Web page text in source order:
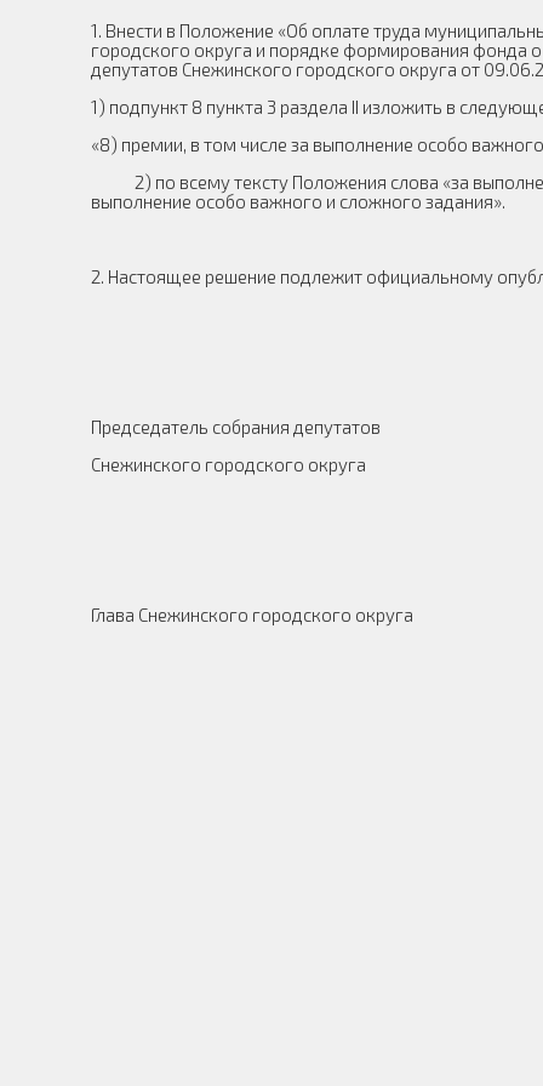
1. Внести в Положение «Об оплате труда
городского округа и порядке формирования фонда
депутатов Снежинского городского округа от
1) подпункт 8 пункта 3 раздела II изложить в
«8) премии, в том числе за выполнение особо
2) по всему тексту Положения слова «за
выполнение особо важного и сложного задания».
2. Настоящее решение подлежит официальному
Председатель собрания депутатов
Снежинского городского округа
Глава Снежинского городского